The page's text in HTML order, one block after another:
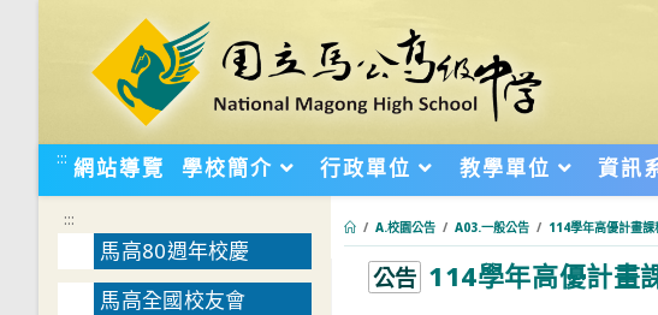
::: 網站導覽 學校簡介 行政單位 教學單位 資訊
/ A.校園公告 / A03.一般公告 / 114學年高優計畫課
公告 114學年高優計畫
:::
馬高80週年校慶
馬高全國校友會